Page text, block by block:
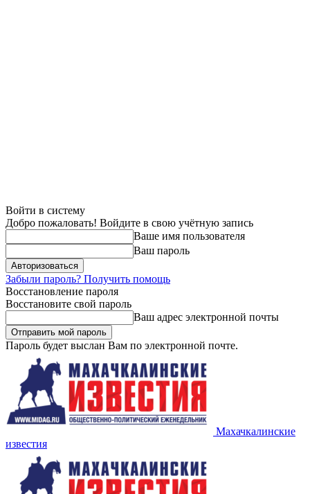
Войти в систему
Добро пожаловать! Войдите в свою учётную запись
Ваше имя пользователя
Ваш пароль
Забыли пароль? Получить помощь
Восстановление пароля
Восстановите свой пароль
Ваш адрес электронной почты
Пароль будет выслан Вам по электронной почте.
Махачкалинские
известия